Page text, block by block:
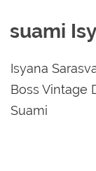
suami
Isyana
Boss Vintage
Suami